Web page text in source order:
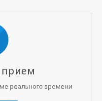
прием
реального времени